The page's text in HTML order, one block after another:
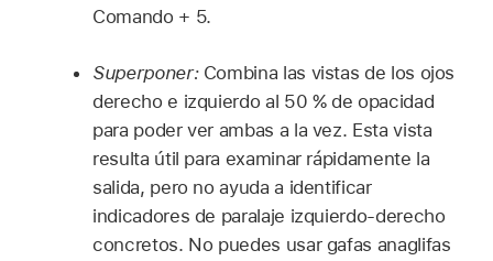
Comando + 5.
Superponer:Combina las vistas de los ojos
derecho e izquierdo al 50 % de opacidad
para poder ver ambas a la vez. Esta vista
resulta útil para examinar rápidamente la
salida, pero no ayuda a identificar
indicadores de paralaje izquierdo-derecho
concretos. No puedes usar gafas anaglifas